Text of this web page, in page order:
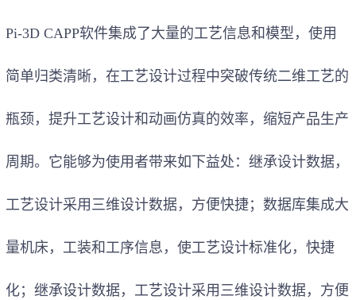
Pi-3D CAPP软件集成了大量的工艺信息和模型，使用
简单归类清晰，在工艺设计过程中突破传统二维工艺的
瓶颈，提升工艺设计和动画仿真的效率，缩短产品生产
周期。它能够为使用者带来如下益处：继承设计数据，
工艺设计采用三维设计数据，方便快捷；数据库集成大
量机床，工装和工序信息，使工艺设计标准化，快捷
化；继承设计数据，工艺设计采用三维设计数据，方便